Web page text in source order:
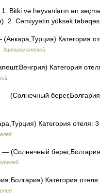
Bitki və heyvanların ən
2. Cəmiyyətin yüksək
Категория
Каталог отелей
Категория
— (Солнечный
Категория отеля:
— (Солнечный
Категория